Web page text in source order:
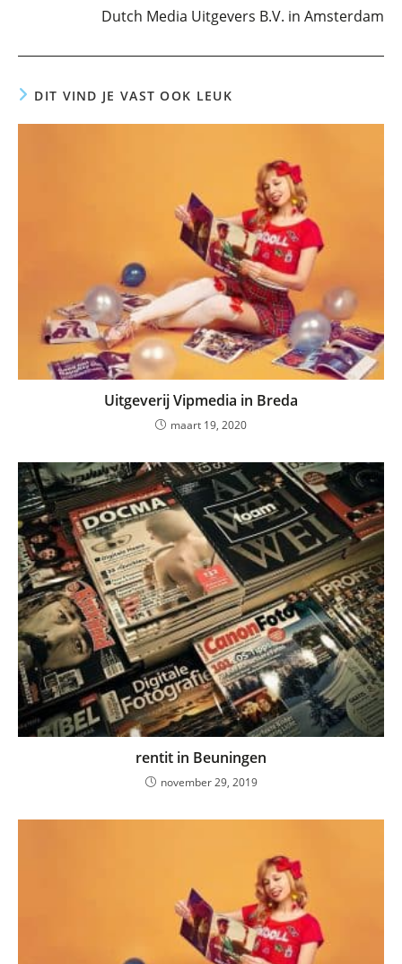
Dutch Media Uitgevers B.V. in Amsterdam
DIT VIND JE VAST OOK LEUK
Uitgeverij Vipmedia in Breda
maart 19, 2020
rentit in Beuningen
november 29, 2019